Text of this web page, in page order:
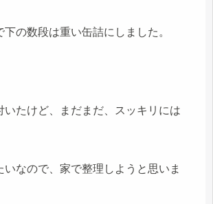
の数段は重い缶詰にしました。
いたけど、まだまだ、スッキリには
いなので、家で整理しようと思いま